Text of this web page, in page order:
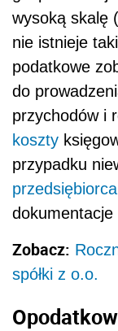
wysoką skalę
nie istnieje
podatkowe
do
przychodów i
koszty
przypadku
przedsiębiorca
dokumentacje
Zobacz:
spółki z o.o.